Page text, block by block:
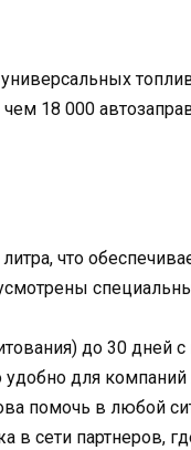
18 000
что
до 30
для
помочь в любой
сети партнеров,